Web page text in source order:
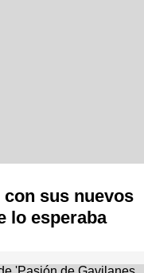
sus nuevos
lo esperaba